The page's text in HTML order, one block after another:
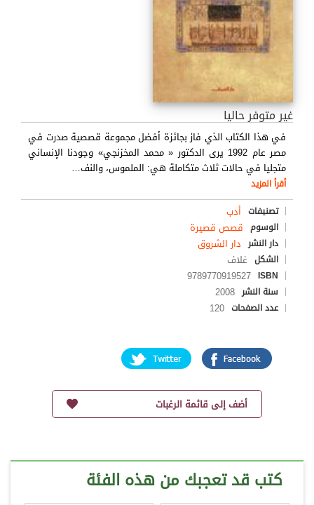
غير متوفر حاليا
في هذا الكتاب الذي فاز بجائزة أفضل مجموعة قصصية صدرت في
مصر عام 1992 يرى الدكتور « محمد المخزنجي» وجودنا الإنساني
متجليا في حالات ثلاث متكاملة هي: الملموس، والنف…
أقرأ المزيد
تصنيفات أدب
الوسوم قصص قصيرة
دار النشر دار الشروق
الشكل غلاف
ISBN
9789770919527
سنة النشر 2008
عدد الصفحات 120
أضف إلى قائمة الرغبات
كتب قد تعجبك من هذه الفئة